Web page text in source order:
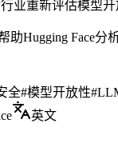
业重新评估模型开
助Hugging Face分
全#模型开放性#
英文